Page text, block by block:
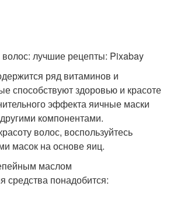
лучшие рецепты: Pixabay
ряд витаминов и
способствуют здоровью и красоте
эффекта яичные маски
компонентами.
волос, воспользуйтесь
масок на основе яиц.
маслом
средства понадобится: